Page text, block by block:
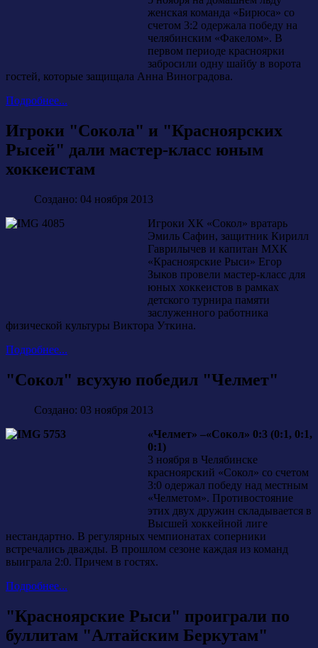
женская команда «Бирюса» со
счетом 3:2 одержала победу на
челябинским «Факелом». В
первом периоде красноярки
забросили одну шайбу в ворота
гостей, которые защищала Анна Виноградова.
Подробнее...
Игроки "Сокола" и "Красноярских
Рысей" дали мастер-класс юным
хоккеистам
Создано: 04 ноября 2013
Игроки ХК «Сокол» вратарь
Эмиль Сафин, защитник Кирилл
Гаврилычев и капитан МХК
«Красноярские Рыси» Егор
Зыков провели мастер-класс для
юных хоккеистов в рамках
детского турнира памяти
заслуженного работника
физической культуры Виктора Уткина.
Подробнее...
"Сокол" всухую победил "Челмет"
Создано: 03 ноября 2013
«Челмет» –«Сокол» 0:3 (0:1, 0:1,
0:1)
3 ноября в Челябинске
красноярский «Сокол» со счетом
3:0 одержал победу над местным
«Челметом». Противостояние
этих двух дружин складывается в
Высшей хоккейной лиге
нестандартно. В регулярных чемпионатах соперники
встречались дважды. В прошлом сезоне каждая из команд
выиграла 2:0. Причем в гостях.
Подробнее...
"Красноярские Рыси" проиграли по
буллитам "Алтайским Беркутам"